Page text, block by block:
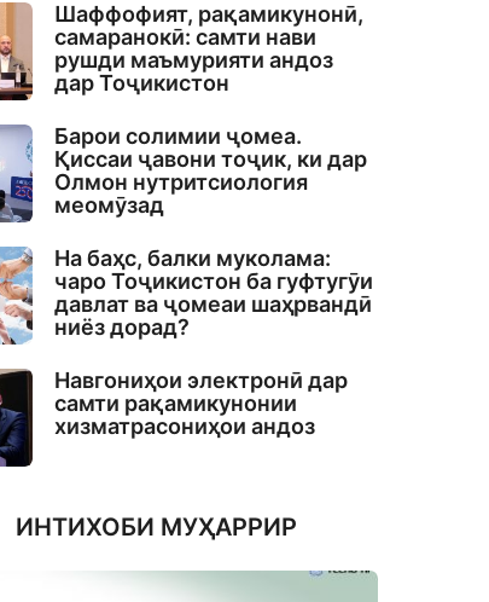
Шаффофият, рақамикунонӣ,
самаранокӣ: самти нави
рушди маъмурияти андоз
дар Тоҷикистон
Барои солимии ҷомеа.
Қиссаи ҷавони тоҷик, ки дар
Олмон нутритсиология
меомӯзад
На баҳс, балки муколама:
чаро Тоҷикистон ба гуфтугӯи
давлат ва ҷомеаи шаҳрвандӣ
ниёз дорад?
Навгониҳои электронӣ дар
самти рақамикунонии
хизматрасониҳои андоз
ИНТИХОБИ МУҲАРРИР